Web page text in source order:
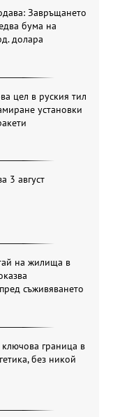
Завръщането
бума на
долара
цел в руския тил
установки
3 август
на жилища в
съживяването
граница в
без никой